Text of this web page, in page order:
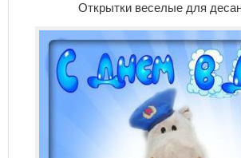
Открытки веселые для